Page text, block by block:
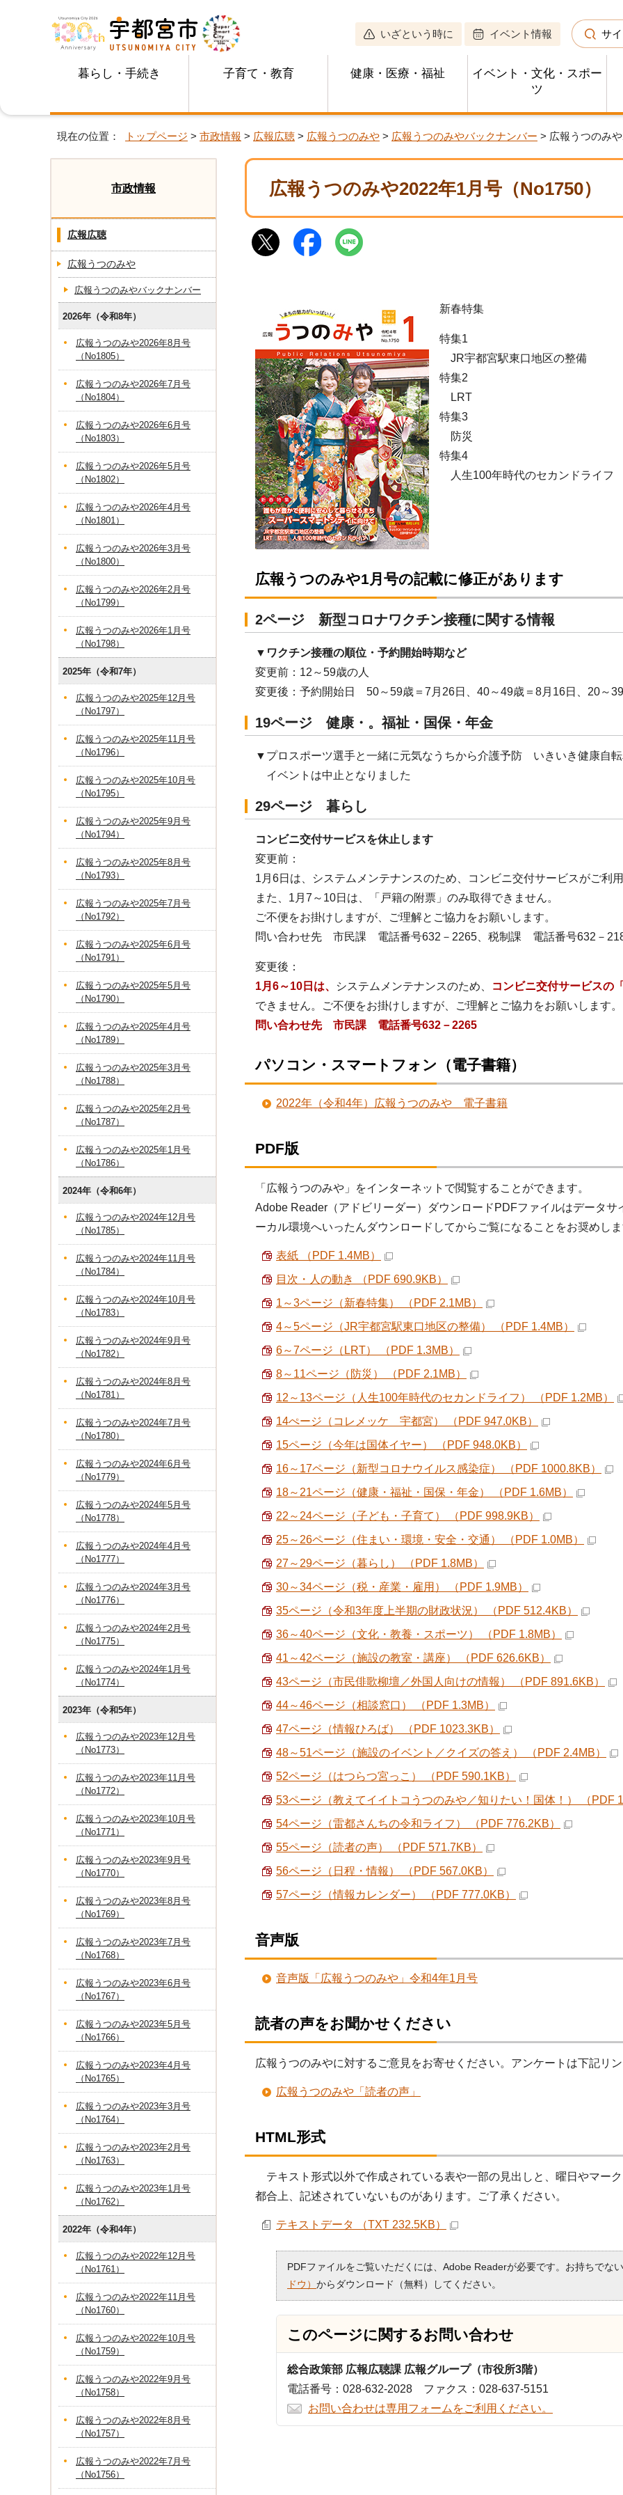
いざという時に イベント情報 サ
暮らし・手続き 子育て・教育 健康・医療・福祉
イベント・文化・スポー
ツ
現在の位置： トップページ > 市政情報 > 広報広聴 > 広報うつのみや > 広報うつのみやバックナンバー > 広報うつのみ
広報うつのみや2022年1月号（No1750）
新春特集
特集1
JR宇都宮駅東口地区の整備
特集2
LRT
特集3
防災
特集4
人生100年時代のセカンドライフ
広報うつのみや1月号の記載に修正があります
2ページ 新型コロナワクチン接種に関する情報
▼ ワクチン接種の順位・予約開始時期など
変更前：12～59歳の人
変更後：予約開始日 50～59歳＝7月26日、40～49歳＝8月16日、20～
19ページ 健康・。福祉・国保・年金
▼プロスポーツ選手と一緒に元気なうちから介護予防 いきいき健康自
イベントは中止となりました
29ページ 暮らし
コンビニ交付サービスを休止します
変更前：
1月6日は、システムメンテナンスのため、コンビニ交付サービスがご利
また、1月7～10日は、「戸籍の附票」のみ取得できません。
ご不便をお掛けしますが、ご理解とご協力をお願いします。
問い合わせ先 市民課 電話番号632－2265、税制課 電話番号632－
変更後：
1月6～10日は、
システムメンテナンスのため、
コンビニ交付サービスの
できません。ご不便をお掛けしますが、ご理解とご協力をお願いします。
問い合わせ先 市民課 電話番号632－2265
パソコン・スマートフォン（電子書籍）
2022年（令和4年）広報うつのみや 電子書籍
PDF版
「広報うつのみや」をインターネットで閲覧することができます。
Adobe Reader（アドビリーダー）ダウンロードPDFファイルはデータ
ーカル環境へいったんダウンロードしてからご覧になることをお奨めし
表紙 （PDF 1.4MB）
目次・人の動き （PDF 690.9KB）
1～3ページ（新春特集） （PDF 2.1MB）
4～5ページ（JR宇都宮駅東口地区の整備） （PDF 1.4MB）
6～7ページ（LRT） （PDF 1.3MB）
8～11ページ（防災） （PDF 2.1MB）
12～13ページ（人生100年時代のセカンドライフ） （PDF 1.2MB）
14ぺージ（コレメッケ 宇都宮） （PDF 947.0KB）
15ページ（今年は国体イヤー） （PDF 948.0KB）
16～17ページ（新型コロナウイルス感染症） （PDF 1000.8KB）
18～21ページ（健康・福祉・国保・年金） （PDF 1.6MB）
22～24ページ（子ども・子育て） （PDF 998.9KB）
25～26ページ（住まい・環境・安全・交通） （PDF 1.0MB）
27～29ページ（暮らし） （PDF 1.8MB）
30～34ページ（税・産業・雇用） （PDF 1.9MB）
35ページ（令和3年度上半期の財政状況） （PDF 512.4KB）
36～40ページ（文化・教養・スポーツ） （PDF 1.8MB）
41～42ページ（施設の教室・講座） （PDF 626.6KB）
43ページ（市民俳歌柳壇／外国人向けの情報） （PDF 891.6KB）
44～46ページ（相談窓口） （PDF 1.3MB）
47ページ（情報ひろば） （PDF 1023.3KB）
48～51ページ（施設のイベント／クイズの答え） （PDF 2.4MB）
52ページ（はつらつ宮っこ） （PDF 590.1KB）
53ページ（教えてイイトコうつのみや／知りたい！国体！） （PDF
54ページ（雷都さんちの令和ライフ） （PDF 776.2KB）
55ページ（読者の声） （PDF 571.7KB）
56ページ（日程・情報） （PDF 567.0KB）
57ページ（情報カレンダー） （PDF 777.0KB）
音声版
音声版「広報うつのみや」令和4年1月号
読者の声をお聞かせください
広報うつのみやに対するご意見をお寄せください。アンケートは下記リ
広報うつのみや「読者の声」
HTML形式
テキスト形式以外で作成されている表や一部の見出しと、曜日やマー
都合上、記述されていないものがあります。ご了承ください。
テキストデータ （TXT 232.5KB）
PDFファイルをご覧いただくには、Adobe Readerが必要です。お持ちでな
ドウ） からダウンロード（無料）してください。
このページに関するお問い合わせ
総合政策部 広報広聴課 広報グループ（市役所3階）
電話番号：028-632-2028 ファクス：028-637-5151
お問い合わせは専用フォームをご利用ください。
市政情報
広報広聴
広報うつのみや
広報うつのみやバックナンバー
2026年（令和8年）
広報うつのみや2026年8月号
（No1805）
広報うつのみや2026年7月号
（No1804）
広報うつのみや2026年6月号
（No1803）
広報うつのみや2026年5月号
（No1802）
広報うつのみや2026年4月号
（No1801）
広報うつのみや2026年3月号
（No1800）
広報うつのみや2026年2月号
（No1799）
広報うつのみや2026年1月号
（No1798）
2025年（令和7年）
広報うつのみや2025年12月号
（No1797）
広報うつのみや2025年11月号
（No1796）
広報うつのみや2025年10月号
（No1795）
広報うつのみや2025年9月号
（No1794）
広報うつのみや2025年8月号
（No1793）
広報うつのみや2025年7月号
（No1792）
広報うつのみや2025年6月号
（No1791）
広報うつのみや2025年5月号
（No1790）
広報うつのみや2025年4月号
（No1789）
広報うつのみや2025年3月号
（No1788）
広報うつのみや2025年2月号
（No1787）
広報うつのみや2025年1月号
（No1786）
2024年（令和6年）
広報うつのみや2024年12月号
（No1785）
広報うつのみや2024年11月号
（No1784）
広報うつのみや2024年10月号
（No1783）
広報うつのみや2024年9月号
（No1782）
広報うつのみや2024年8月号
（No1781）
広報うつのみや2024年7月号
（No1780）
広報うつのみや2024年6月号
（No1779）
広報うつのみや2024年5月号
（No1778）
広報うつのみや2024年4月号
（No1777）
広報うつのみや2024年3月号
（No1776）
広報うつのみや2024年2月号
（No1775）
広報うつのみや2024年1月号
（No1774）
2023年（令和5年）
広報うつのみや2023年12月号
（No1773）
広報うつのみや2023年11月号
（No1772）
広報うつのみや2023年10月号
（No1771）
広報うつのみや2023年9月号
（No1770）
広報うつのみや2023年8月号
（No1769）
広報うつのみや2023年7月号
（No1768）
広報うつのみや2023年6月号
（No1767）
広報うつのみや2023年5月号
（No1766）
広報うつのみや2023年4月号
（No1765）
広報うつのみや2023年3月号
（No1764）
広報うつのみや2023年2月号
（No1763）
広報うつのみや2023年1月号
（No1762）
2022年（令和4年）
広報うつのみや2022年12月号
（No1761）
広報うつのみや2022年11月号
（No1760）
広報うつのみや2022年10月号
（No1759）
広報うつのみや2022年9月号
（No1758）
広報うつのみや2022年8月号
（No1757）
広報うつのみや2022年7月号
（No1756）